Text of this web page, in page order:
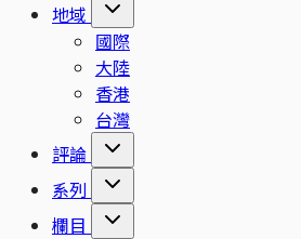
地域
國際
大陸
香港
台灣
評論
系列
欄目